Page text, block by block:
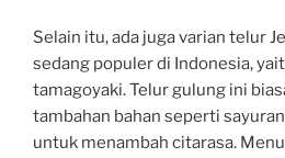
Selain itu, ada juga varian telur
sedang populer di Indonesia,
tamagoyaki. Telur gulung ini
tambahan bahan seperti
untuk menambah citarasa.